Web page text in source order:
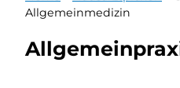
Allgemeinmedizin